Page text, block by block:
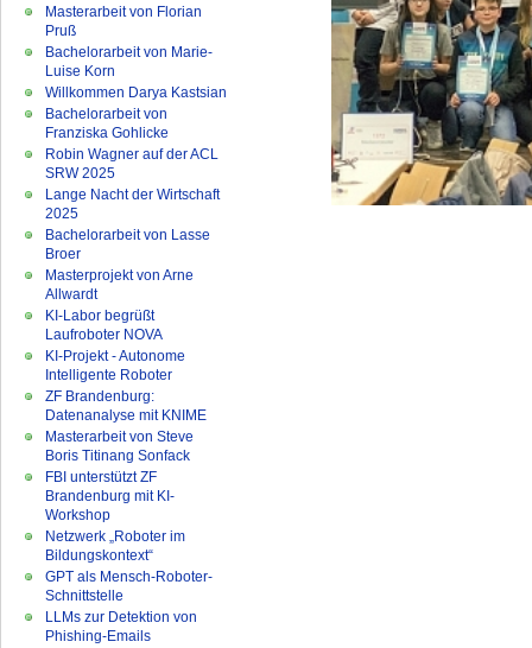
Masterarbeit von Florian
Pruß
Bachelorarbeit von Marie-
Luise Korn
Willkommen Darya Kastsian
Bachelorarbeit von
Franziska Gohlicke
Robin Wagner auf der ACL
SRW 2025
Lange Nacht der Wirtschaft
2025
Bachelorarbeit von Lasse
Broer
Masterprojekt von Arne
Allwardt
KI-Labor begrüßt
Laufroboter NOVA
KI-Projekt - Autonome
Intelligente Roboter
ZF Brandenburg:
Datenanalyse mit KNIME
Masterarbeit von Steve
Boris Titinang Sonfack
FBI unterstützt ZF
Brandenburg mit KI-
Workshop
Netzwerk „Roboter im
Bildungskontext“
GPT als Mensch-Roboter-
Schnittstelle
LLMs zur Detektion von
Phishing-Emails